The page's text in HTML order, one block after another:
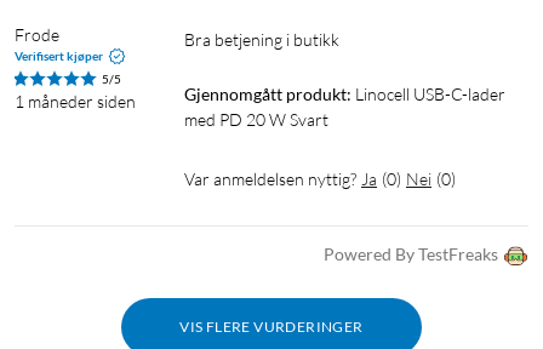
Innspenning: 100–240 V
Maks. utspenning: 5 V/3 A, 9 V/2,22 A, 12 V/1,67 A
Mål: 32x29x29 mm
Uttak: USB-C
Lader for iPhone 8 Lader for iPhone X
Frode
Verifisert kjøper
5/5
1 måneder siden
Bra betjening i butikk
Gjennomgått produkt: Linocell USB-C-lader
med PD 20 W Svart
Var anmeldelsen nyttig? Ja (0) Nei (0)
Powered By TestFreaks
VIS FLERE VURDERINGER